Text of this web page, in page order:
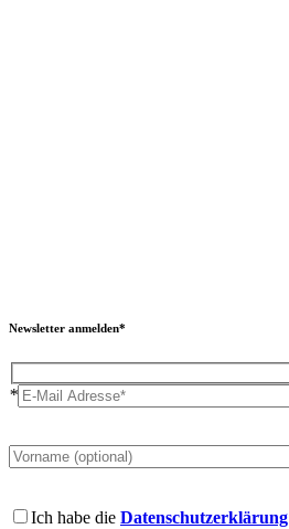
Newsletter anmelden*
*
leave
empty.
leaveIch habe die Datenschutzerklärung